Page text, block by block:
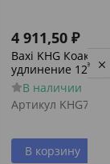
4 911,50 ₽
Baxi KHG
удлинение 125/
В наличии
Артикул
В корзину
Privacy notice